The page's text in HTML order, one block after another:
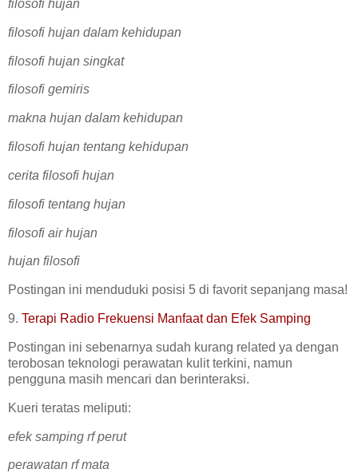
filosofi hujan
filosofi hujan dalam kehidupan
filosofi hujan singkat
filosofi gemiris
makna hujan dalam kehidupan
filosofi hujan tentang kehidupan
cerita filosofi hujan
filosofi tentang hujan
filosofi air hujan
hujan filosofi
Postingan ini menduduki posisi 5 di favorit sepanjang masa!
9. Terapi Radio Frekuensi Manfaat dan Efek Samping
Postingan ini sebenarnya sudah kurang related ya dengan
terobosan teknologi perawatan kulit terkini, namun
pengguna masih mencari dan berinteraksi.
Kueri teratas meliputi:
efek samping rf perut
perawatan rf mata